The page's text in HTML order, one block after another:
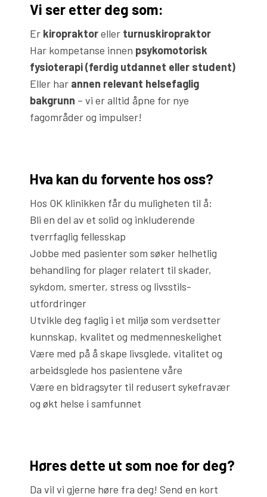
Vi ser etter deg som:
Er kiropraktoreller turnuskiropraktor
Har kompetanse innen psykomotorisk
fysioterapi (ferdig utdannet eller student)
Eller har annen relevant helsefaglig
bakgrunn – vi er alltid åpne for nye
fagområder og impulser!
Hva kan du forvente hos oss?
Hos OK klinikken får du muligheten til å:
Bli en del av et solid og inkluderende
tverrfaglig fellesskap
Jobbe med pasienter som søker helhetlig
behandling for plager relatert til skader,
sykdom, smerter, stress og livsstils-
utfordringer
Utvikle deg faglig i et miljø som verdsetter
kunnskap, kvalitet og medmenneskelighet
Være med på å skape livsglede, vitalitet og
arbeidsglede hos pasientene våre
Være en bidragsyter til redusert sykefravær
og økt helse i samfunnet
Høres dette ut som noe for deg?
Da vil vi gjerne høre fra deg! Send en kort